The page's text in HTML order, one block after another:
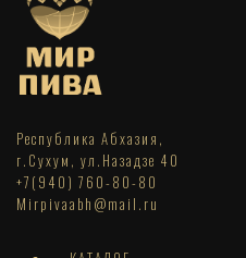
Республика Абхазия,
г.Сухум, ул.Назадзе 40
+7(940) 760-80-80
Mirpivaabh@mail.ru